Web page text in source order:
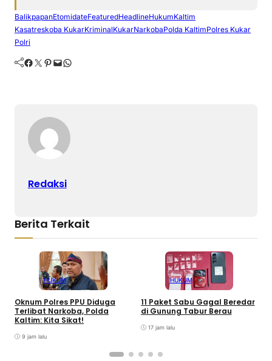
BalikpapanEtomidateFeaturedHeadlineHukumKaltim
Kasatreskoba KukarKriminalKukarNarkobaPolda KaltimPolres Kukar
Polri
Facebook Twitter Pinterest Mail WhatsApp
Redaksi
Berita Terkait
HUKUM
Oknum Polres PPU Diduga
Terlibat Narkoba, Polda
Kaltim: Kita Sikat!
9 jam lalu
HUKUM
11 Paket Sabu Gagal Beredar
di Gunung Tabur Berau
17 jam lalu